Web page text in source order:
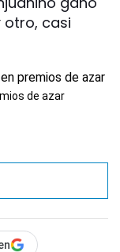
otro, casi
de azar